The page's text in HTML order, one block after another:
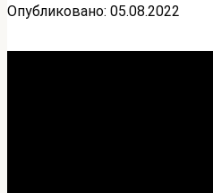
Опубликовано: 05.08.2022